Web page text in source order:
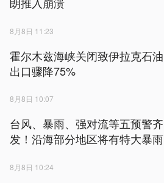
8月8日 11:23
霍尔木兹海峡关闭致伊拉克石油
出口骤降75%
8月8日 10:07
台风、暴雨、强对流等五预警齐
发！沿海部分地区将有特大暴雨
8月8日 10:24